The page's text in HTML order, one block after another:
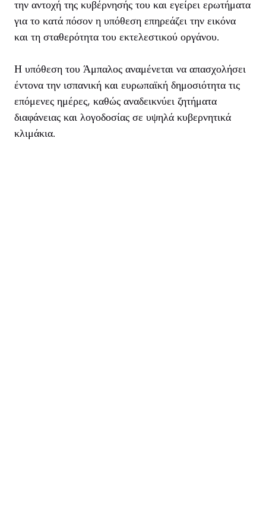
την αντοχή της κυβέρνησής του και εγείρει ερωτήματα
για το κατά πόσον η υπόθεση επηρεάζει την εικόνα
και τη σταθερότητα του εκτελεστικού οργάνου.
Η υπόθεση του Άμπαλος αναμένεται να απασχολήσει
έντονα την ισπανική και ευρωπαϊκή δημοσιότητα τις
επόμενες ημέρες, καθώς αναδεικνύει ζητήματα
διαφάνειας και λογοδοσίας σε υψηλά κυβερνητικά
κλιμάκια.